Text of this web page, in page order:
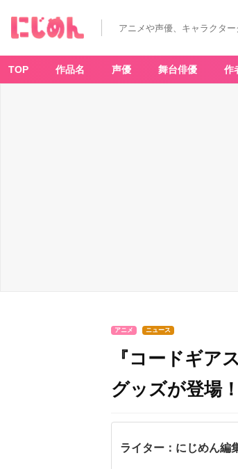
アニメや声優、キャラクタ
TOP 作品名 声優 舞台俳優 作
アニメ ニュース
『コードギア
グッズが登場
ライター：にじめん編